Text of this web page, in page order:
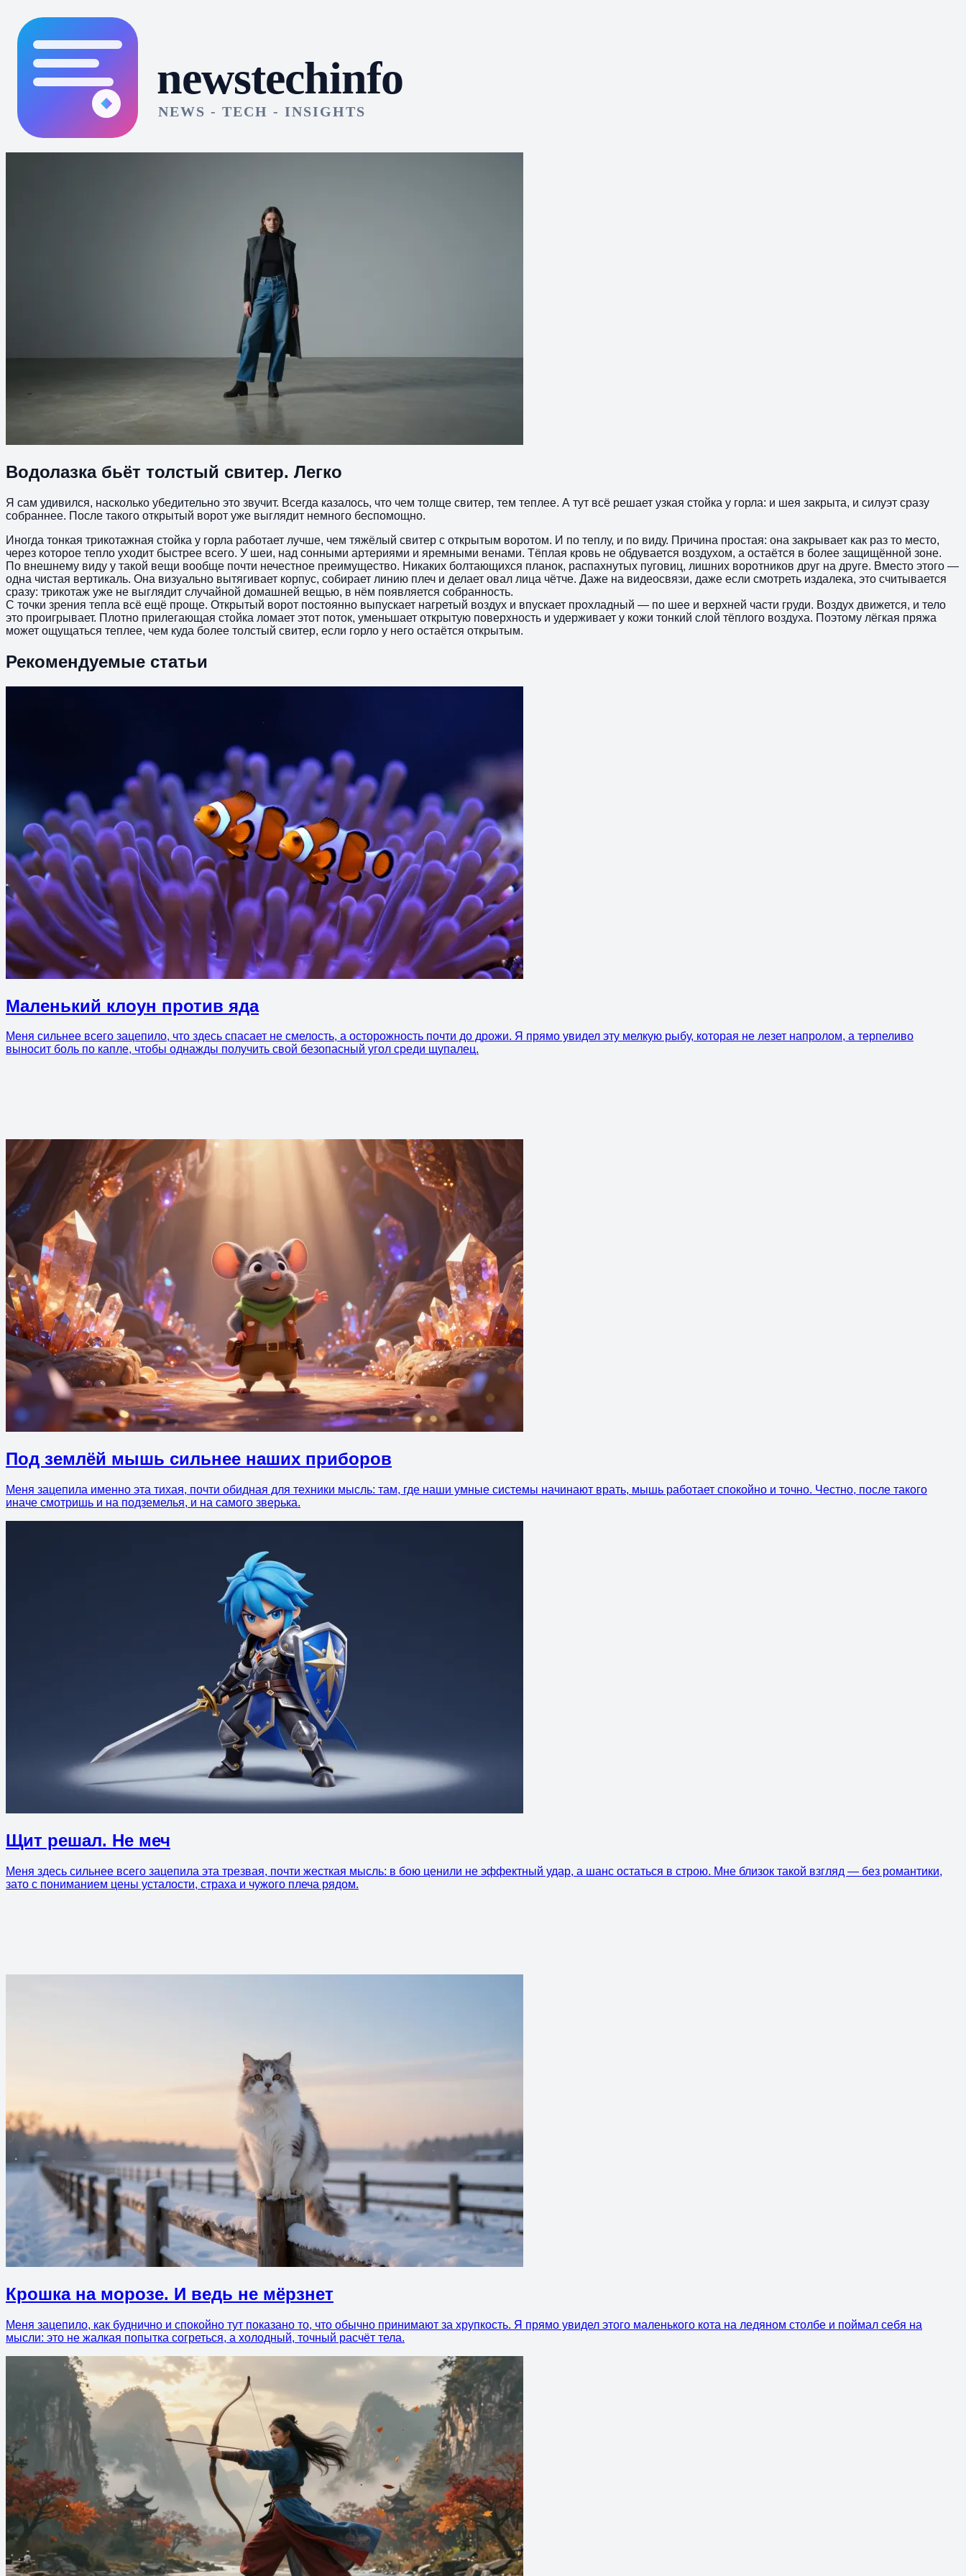
Водолазка бьёт толстый свитер. Легко
Я сам удивился, насколько убедительно это звучит. Всегда казалось, что чем толще свитер, тем теплее. А тут всё решает узкая стойка у горла: и шея закрыта, и силуэт сразу
собраннее. После такого открытый ворот уже выглядит немного беспомощно.
Иногда тонкая трикотажная стойка у горла работает лучше, чем тяжёлый свитер с открытым воротом. И по теплу, и по виду. Причина простая: она закрывает как раз то место,
через которое тепло уходит быстрее всего. У шеи, над сонными артериями и яремными венами. Тёплая кровь не обдувается воздухом, а остаётся в более защищённой зоне.
По внешнему виду у такой вещи вообще почти нечестное преимущество. Никаких болтающихся планок, распахнутых пуговиц, лишних воротников друг на друге. Вместо этого —
одна чистая вертикаль. Она визуально вытягивает корпус, собирает линию плеч и делает овал лица чётче. Даже на видеосвязи, даже если смотреть издалека, это считывается
сразу: трикотаж уже не выглядит случайной домашней вещью, в нём появляется собранность.
С точки зрения тепла всё ещё проще. Открытый ворот постоянно выпускает нагретый воздух и впускает прохладный — по шее и верхней части груди. Воздух движется, и тело
это проигрывает. Плотно прилегающая стойка ломает этот поток, уменьшает открытую поверхность и удерживает у кожи тонкий слой тёплого воздуха. Поэтому лёгкая пряжа
может ощущаться теплее, чем куда более толстый свитер, если горло у него остаётся открытым.
Рекомендуемые статьи
Маленький клоун против яда
Меня сильнее всего зацепило, что здесь спасает не смелость, а осторожность почти до дрожи. Я прямо увидел эту мелкую рыбу, которая не лезет напролом, а терпеливо
выносит боль по капле, чтобы однажды получить свой безопасный угол среди щупалец.
Под землёй мышь сильнее наших приборов
Меня зацепила именно эта тихая, почти обидная для техники мысль: там, где наши умные системы начинают врать, мышь работает спокойно и точно. Честно, после такого
иначе смотришь и на подземелья, и на самого зверька.
Щит решал. Не меч
Меня здесь сильнее всего зацепила эта трезвая, почти жесткая мысль: в бою ценили не эффектный удар, а шанс остаться в строю. Мне близок такой взгляд — без романтики,
зато с пониманием цены усталости, страха и чужого плеча рядом.
Крошка на морозе. И ведь не мёрзнет
Меня зацепило, как буднично и спокойно тут показано то, что обычно принимают за хрупкость. Я прямо увидел этого маленького кота на ледяном столбе и поймал себя на
мысли: это не жалкая попытка согреться, а холодный, точный расчёт тела.